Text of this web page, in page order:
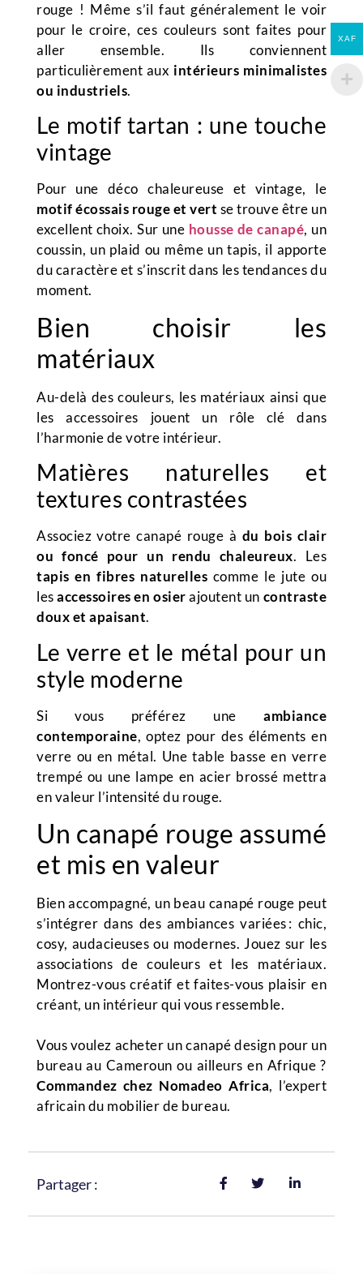
rouge ! Même s’il faut généralement le voir
pour le croire, ces couleurs sont faites pour
aller ensemble. Ils conviennent
particulièrement aux intérieurs minimalistes
ou industriels.
Le motif tartan : une touche
vintage
Pour une déco chaleureuse et vintage, le
motif écossais rouge et vert se trouve être un
excellent choix. Sur une housse de canapé, un
coussin, un plaid ou même un tapis, il apporte
du caractère et s’inscrit dans les tendances du
moment.
Bien choisir les
matériaux
Au-delà des couleurs, les matériaux ainsi que
les accessoires jouent un rôle clé dans
l’harmonie de votre intérieur.
Matières naturelles et
textures contrastées
Associez votre canapé rouge à du bois clair
ou foncé pour un rendu chaleureux. Les
tapis en fibres naturelles comme le jute ou
lesaccessoires en osierajoutent un contraste
doux et apaisant.
Le verre et le métal pour un
style moderne
Si vous préférez une ambiance
contemporaine, optez pour des éléments en
verre ou en métal. Une table basse en verre
trempé ou une lampe en acier brossé mettra
en valeur l’intensité du rouge.
Un canapé rouge assumé
et mis en valeur
Bien accompagné, un beau canapé rouge peut
s’intégrer dans des ambiances variées : chic,
cosy, audacieuses ou modernes. Jouez sur les
associations de couleurs et les matériaux.
Montrez-vous créatif et faites-vous plaisir en
créant, un intérieur qui vous ressemble.
Vous voulez acheter un canapé design pour un
bureau au Cameroun ou ailleurs en Afrique ?
Commandez chez Nomadeo Africa, l’expert
africain du mobilier de bureau.
Partager :
XAF